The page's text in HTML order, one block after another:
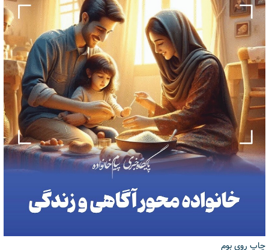
چاپ روی بوم